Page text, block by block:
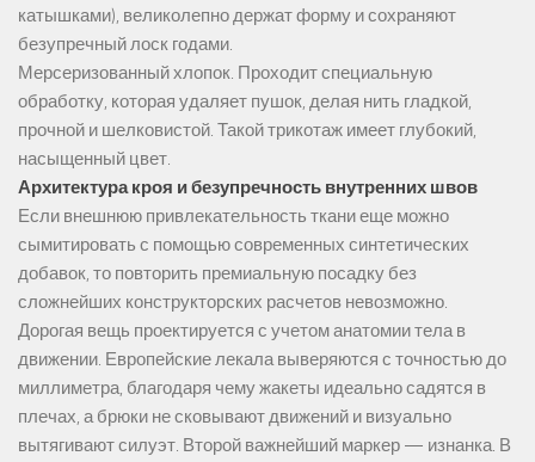
катышками), великолепно держат форму и сохраняют
безупречный лоск годами.
Мерсеризованный хлопок. Проходит специальную
обработку, которая удаляет пушок, делая нить гладкой,
прочной и шелковистой. Такой трикотаж имеет глубокий,
насыщенный цвет.
Архитектура кроя и безупречность внутренних швов
Если внешнюю привлекательность ткани еще можно
сымитировать с помощью современных синтетических
добавок, то повторить премиальную посадку без
сложнейших конструкторских расчетов невозможно.
Дорогая вещь проектируется с учетом анатомии тела в
движении. Европейские лекала выверяются с точностью до
миллиметра, благодаря чему жакеты идеально садятся в
плечах, а брюки не сковывают движений и визуально
вытягивают силуэт. Второй важнейший маркер — изнанка. В